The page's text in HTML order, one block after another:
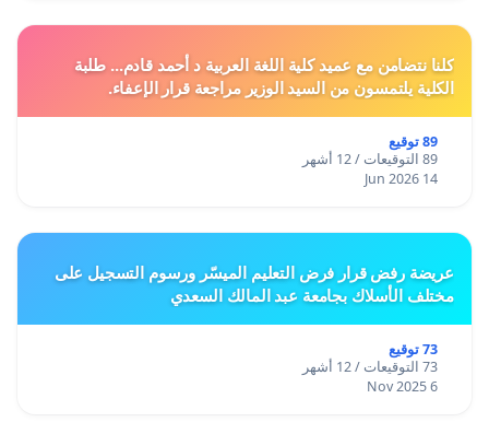
كلنا نتضامن مع عميد كلية اللغة العربية د أحمد قادم... طلبة
الكلية يلتمسون من السيد الوزير مراجعة قرار الإعفاء.
89 توقيع
89 التوقيعات / 12 أشهر
14 Jun 2026
عريضة رفض قرار فرض التعليم الميسّر ورسوم التسجيل على
مختلف الأسلاك بجامعة عبد المالك السعدي
73 توقيع
73 التوقيعات / 12 أشهر
6 Nov 2025